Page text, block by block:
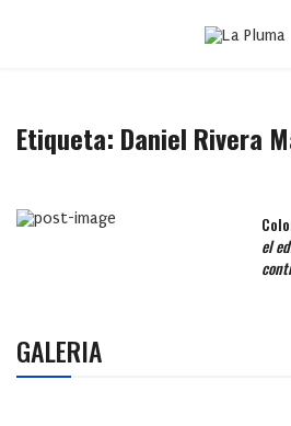
Etiqueta: Daniel Rivera
el
GALERIA